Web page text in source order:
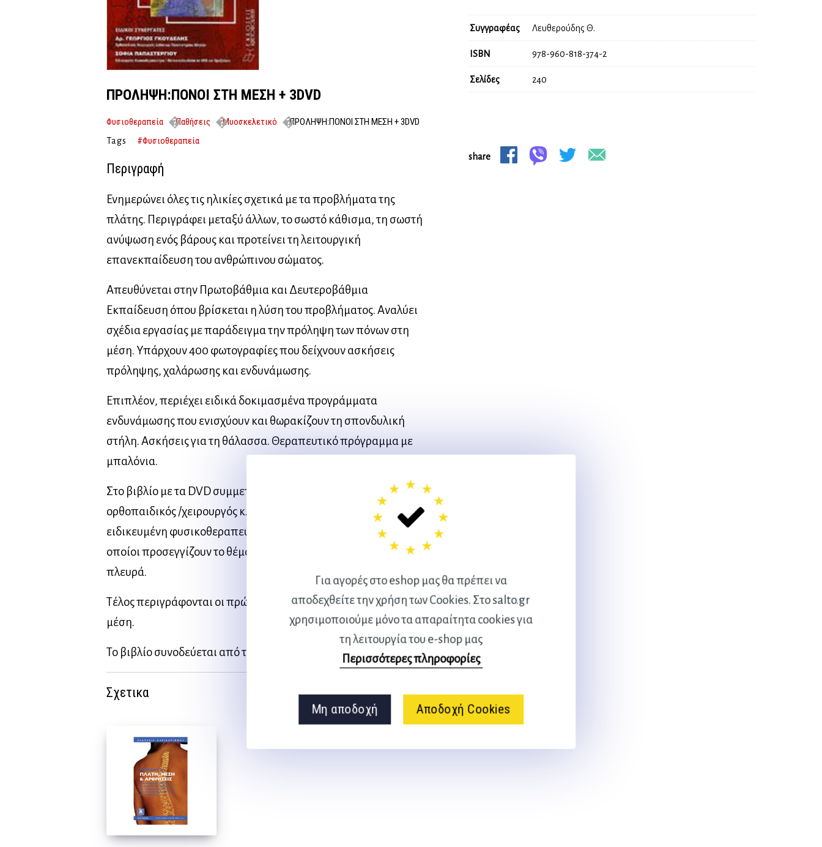
Για αγορές στο eshop μας θα πρέπει να
αποδεχθείτε την χρήση των Cookies. Στο salto.gr
χρησιμοποιούμε μόνο τα απαραίτητα cookies για
τη λειτουργία του e-shop μας
Περισσότερες πληροφορίες
Μη αποδοχή Αποδοχή Cookies
Συγγραφέας Λευθερούδης Θ.
ISBN 978-960-818-374-2
Σελίδες 240
share
ΠΡΟΛΗΨΗ:ΠΟΝΟΙ ΣΤΗ ΜΕΣΗ + 3DVD
Φυσιοθεραπεία Παθήσεις Μυοσκελετικό ΠΡΟΛΗΨΗ:ΠΟΝΟΙ ΣΤΗ ΜΕΣΗ + 3DVD
Tags #Φυσιοθεραπεία
Περιγραφή
Ενημερώνει όλες τις ηλικίες σχετικά με τα προβλήματα της
πλάτης. Περιγράφει μεταξύ άλλων, το σωστό κάθισμα, τη σωστή
ανύψωση ενός βάρους και προτείνει τη λειτουργική
επανεκπαίδευση του ανθρώπινου σώματος.
Απευθύνεται στην Πρωτοβάθμια και Δευτεροβάθμια
Εκπαίδευση όπου βρίσκεται η λύση του προβλήματος. Αναλύει
σχέδια εργασίας με παράδειγμα την πρόληψη των πόνων στη
μέση. Υπάρχουν 400 φωτογραφίες που δείχνουν ασκήσεις
πρόληψης, χαλάρωσης και ενδυνάμωσης.
Επιπλέον, περιέχει ειδικά δοκιμασμένα προγράμματα
ενδυνάμωσης που ενισχύουν και θωρακίζουν τη σπονδυλική
στήλη. Ασκήσεις για τη θάλασσα. Θεραπευτικό πρόγραμμα με
μπαλόνια.
Στο βιβλίο με τα DVD συμμετέχουν και δυο συνεργάτες. Ο
oρθοπαιδικός /χειρουργός κ. Γεώργιος Γκουδέλης και η
ειδικευμένη φυσικοθεραπεύτρια κ. Σοφία Παπαστεργίου οι
οποίοι προσεγγίζουν το θέμα από την επιστημονική του
πλευρά.
Τέλος περιγράφονται οι πρώτες βοήθειες για τους πόνους στη
μέση.
Το βιβλίο συνοδεύεται από τρία DVD.
Σχετικα